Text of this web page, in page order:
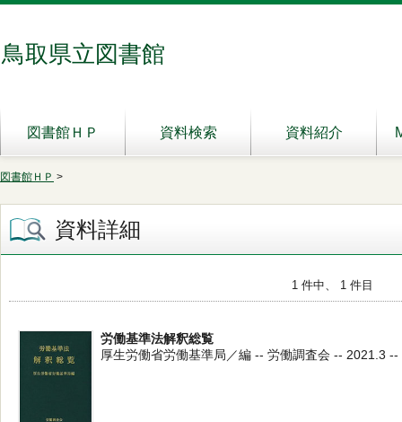
鳥取県立図書館
図書館ＨＰ 資料検索 資料紹介
図書館ＨＰ >
資料詳細
1 件中、 1 件目
労働基準法解釈総覧
厚生労働省労働基準局／編 -- 労働調査会 -- 2021.3